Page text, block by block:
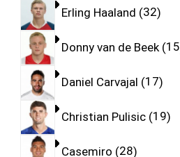
Erling Haaland 32
Donny van de Beek 15
Daniel Carvajal 17
Christian Pulisic 19
Casemiro 28